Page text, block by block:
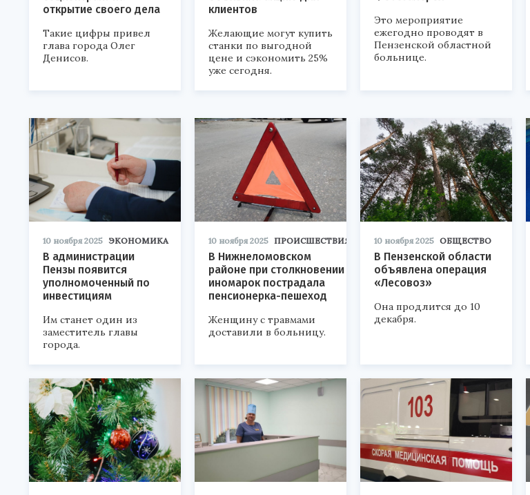
открытие своего дела
Такие цифры привел
глава города Олег
Денисов.
клиентов
Желающие могут купить
станки по выгодной
цене и сэкономить 25%
уже сегодня.
Это мероприятие
ежегодно проводят в
Пензенской областной
больнице.
10 ноября 2025 ЭКОНОМИКА
В администрации
Пензы появится
уполномоченный по
инвестициям
Им станет один из
заместитель главы
города.
10 ноября 2025 ПРОИСШЕСТВИЯ
В Нижнеломовском
районе при столкновении
иномарок пострадала
пенсионерка-пешеход
Женщину с травмами
доставили в больницу.
10 ноября 2025 ОБЩЕСТВО
В Пензенской области
объявлена операция
«Лесовоз»
Она продлится до 10
декабря.